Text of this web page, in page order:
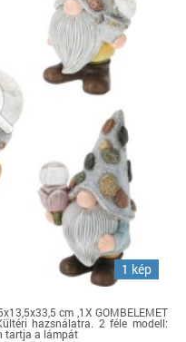
1 kép
cm ,1X GOMBELEMET
hazsnálatra. 2 féle modell:
tartja a lámpát